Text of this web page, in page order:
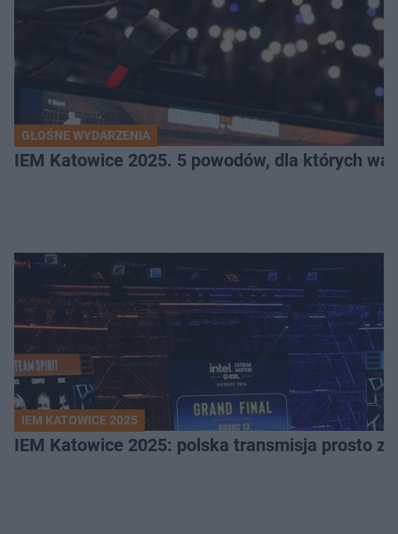
GŁOŚNE WYDARZENIA
IEM Katowice 2025. 5 powodów, dla których
IEM KATOWICE 2025
IEM Katowice 2025: polska transmisja prosto